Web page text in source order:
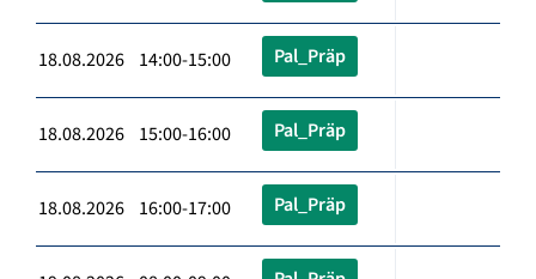
18.08.2026 14:00-15:00 Pal_Präp
18.08.2026 15:00-16:00 Pal_Präp
18.08.2026 16:00-17:00 Pal_Präp